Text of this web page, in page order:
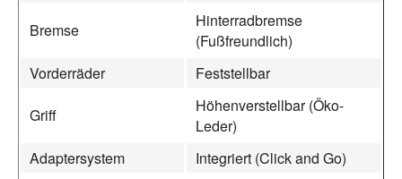
Bremse
Hinterradbremse
(Fußfreundlich)
Vorderräder
Feststellbar
Griff
Höhenverstellbar (Öko-
Leder)
Adaptersystem
Integriert (Click and Go)